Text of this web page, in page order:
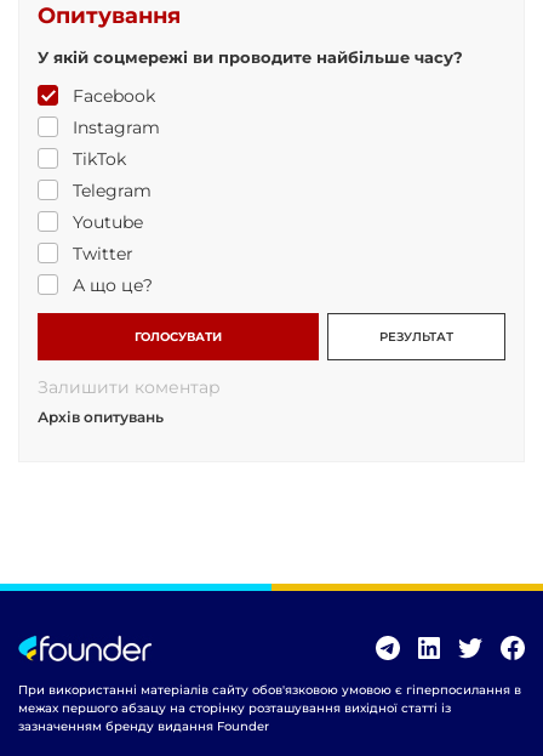
Опитування
У якій соцмережі ви проводите найбільше часу?
Facebook
Instagram
TikTok
Telegram
Youtube
Twitter
А що це?
ГОЛОСУВАТИ РЕЗУЛЬТАТ
Залишити коментар
Архів опитувань
При використанні матеріалів сайту обов'язковою умовою є гіперпосилання в
межах першого абзацу на сторінку розташування вихідної статті із
зазначенням бренду видання Founder